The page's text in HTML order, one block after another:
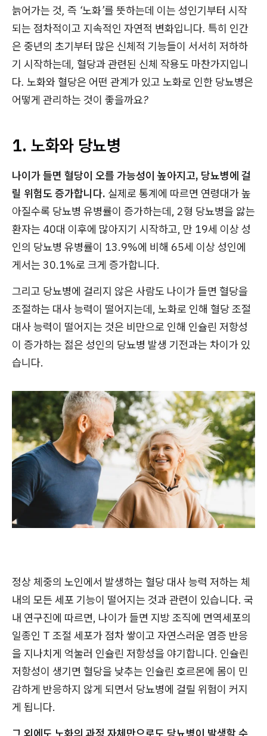
늙어가는 것, 즉 ‘노화’를 뜻하는데 이는 성인기부터 시작
되는 점차적이고 지속적인 자연적 변화입니다. 특히 인간
은 중년의 초기부터 많은 신체적 기능들이 서서히 저하하
기 시작하는데, 혈당과 관련된 신체 작용도 마찬가지입니
다. 노화와 혈당은 어떤 관계가 있고 노화로 인한 당뇨병은
어떻게 관리하는 것이 좋을까요?
1. 노화와 당뇨병
나이가 들면 혈당이 오를 가능성이 높아지고, 당뇨병에 걸
릴 위험도 증가합니다. 실제로 통계에 따르면 연령대가 높
아질수록 당뇨병 유병률이 증가하는데, 2형 당뇨병을 앓는
환자는 40대 이후에 많아지기 시작하고, 만 19세 이상 성
인의 당뇨병 유병률이 13.9%에 비해 65세 이상 성인에
게서는 30.1%로 크게 증가합니다.
그리고 당뇨병에 걸리지 않은 사람도 나이가 들면 혈당을
조절하는 대사 능력이 떨어지는데, 노화로 인해 혈당 조절
대사 능력이 떨어지는 것은 비만으로 인해 인슐린 저항성
이 증가하는 젊은 성인의 당뇨병 발생 기전과는 차이가 있
습니다.
정상 체중의 노인에서 발생하는 혈당 대사 능력 저하는 체
내의 모든 세포 기능이 떨어지는 것과 관련이 있습니다. 국
내 연구진에 따르면, 나이가 들면 지방 조직에 면역세포의
일종인 T 조절 세포가 점차 쌓이고 자연스러운 염증 반응
을 지나치게 억눌러 인슐린 저항성을 야기합니다. 인슐린
저항성이 생기면 혈당을 낮추는 인슐린 호르몬에 몸이 민
감하게 반응하지 않게 되면서 당뇨병에 걸릴 위험이 커지
게 됩니다.
그 외에도 노화의 과정 자체만으로도 당뇨병이 발생할 수